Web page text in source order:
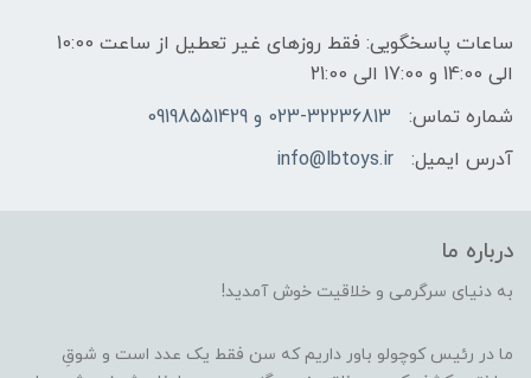
ساعات پاسخگویی: فقط روزهای غیر تعطیل از ساعت 10:00
الی 14:00 و 17:00 الی 21:00
شماره تماس:
023-32236813 و 09198551429
آدرس ایمیل:
info@lbtoys.ir
درباره ما
به دنیای سرگرمی و خلاقیت خوش آمدید!
ما در رئیس کوچولو باور داریم که سن فقط یک عدد است و شوقِ